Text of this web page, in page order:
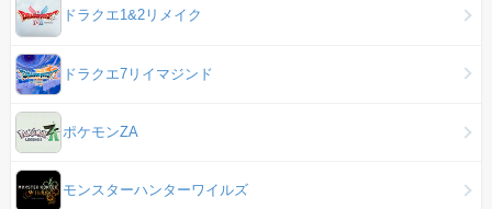
ドラクエ1&2リメイク
ドラクエ7リイマジンド
ポケモンZA
モンスターハンターワイルズ